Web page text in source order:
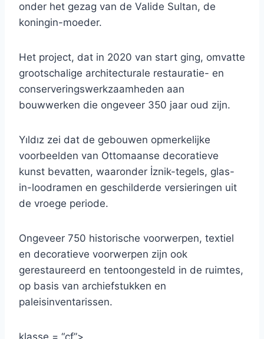
onder het gezag van de Valide Sultan, de
koningin-moeder.
Het project, dat in 2020 van start ging, omvatte
grootschalige architecturale restauratie- en
conserveringswerkzaamheden aan
bouwwerken die ongeveer 350 jaar oud zijn.
Yıldız zei dat de gebouwen opmerkelijke
voorbeelden van Ottomaanse decoratieve
kunst bevatten, waaronder İznik-tegels, glas-
in-loodramen en geschilderde versieringen uit
de vroege periode.
Ongeveer 750 historische voorwerpen, textiel
en decoratieve voorwerpen zijn ook
gerestaureerd en tentoongesteld in de ruimtes,
op basis van archiefstukken en
paleisinventarissen.